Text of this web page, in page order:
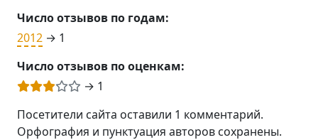
Число отзывов по годам:
2012 → 1
Число отзывов по оценкам:
→ 1
Посетители сайта оставили 1 комментарий.
Орфография и пунктуация авторов сохранены.